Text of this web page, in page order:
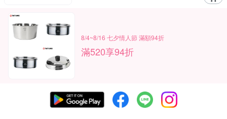
8/4~8/16 七夕情人節 滿額94折
滿520享94折